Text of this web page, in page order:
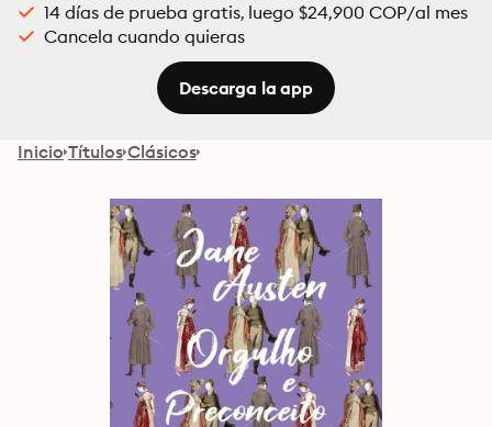
14 días de prueba gratis, luego $24,900 COP/al mes
Cancela cuando quieras
Descarga la app
Inicio Títulos Clásicos